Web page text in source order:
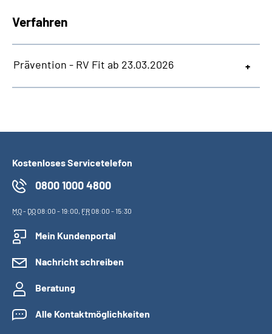
Verfahren
Prävention - RV Fit ab 23.03.2026
Kostenloses Servicetelefon
0800 1000 4800
MO- DO08:00 - 19:00, FR08:00 - 15:30
Mein Kundenportal
Nachricht schreiben
Beratung
Alle Kontaktmöglichkeiten